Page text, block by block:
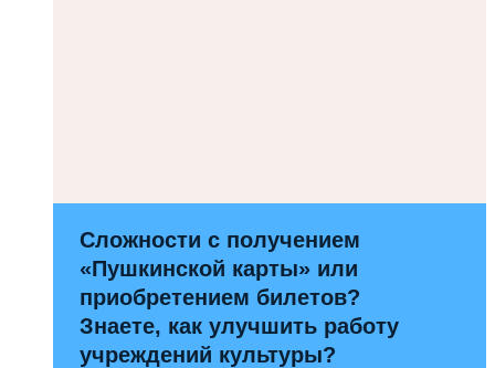
Сложности с получением
«Пушкинской карты» или
приобретением билетов?
Знаете, как улучшить работу
учреждений культуры?